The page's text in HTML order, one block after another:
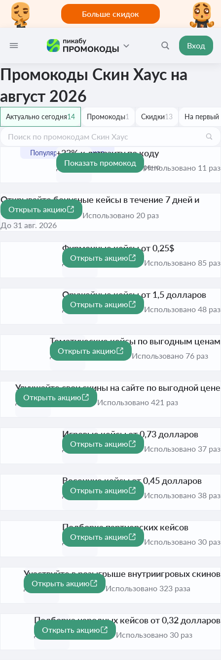
Больше скидок
Вход
Промокоды Скин Хаус на
август 2026
Актуально сегодня14 Промокоды1 Скидки13 На первый
+23% к депозиту по коду
До 16 авг. 2026 Проверено
Показать промокод
Использовано 11 раз
Открывайте бонусные кейсы в течение 7 дней и
получайте призы
До 31 авг. 2026
Открыть акцию
Использовано 20 раз
Фирменные кейсы от 0,25$
До 31 дек. 2026
Открыть акцию
Использовано 85 раз
Оружейные кейсы от 1,5 долларов
До 31 дек. 2026
Открыть акцию
Использовано 48 раз
Тематические кейсы по выгодным ценам
До 31 дек. 2026
Открыть акцию
Использовано 76 раз
Улучшайте свои скины на сайте по выгодной цене
До 31 дек. 2026
Открыть акцию
Использовано 421 раз
Игровые кейсы от 0,73 долларов
До 31 дек. 2026
Открыть акцию
Использовано 37 раз
Весенние кейсы от 0,45 долларов
До 31 дек. 2026
Открыть акцию
Использовано 38 раз
Подборка партнерских кейсов
До 31 дек. 2026
Открыть акцию
Использовано 30 раз
Участвуйте в розыгрыше внутриигровых скинов
До 31 дек. 2026
Открыть акцию
Использовано 323 раза
Подборка народных кейсов от 0,32 долларов
До 31 дек. 2026
Открыть акцию
Использовано 30 раз